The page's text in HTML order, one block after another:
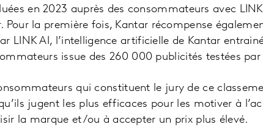
en 2023 auprès des consommateurs avec
Pour la première fois, Kantar récompense
LINK AI, l’intelligence artificielle de Kantar
issue des 260 000 publicités testées par
qui constituent le jury de ce
jugent les plus efficaces pour les motiver à
la marque et/ou à accepter un prix plus élevé.